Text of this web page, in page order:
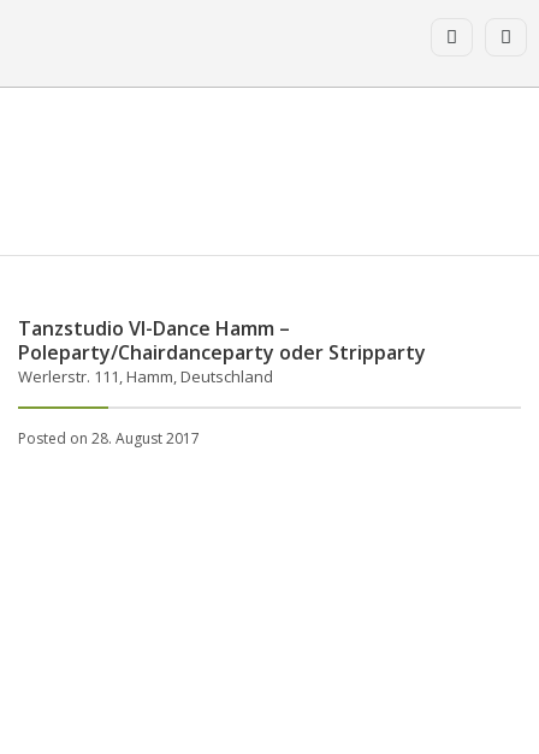
Tanzstudio VI-Dance Hamm –
Poleparty/Chairdanceparty oder Stripparty
Werlerstr. 111, Hamm, Deutschland
Posted on 28. August 2017